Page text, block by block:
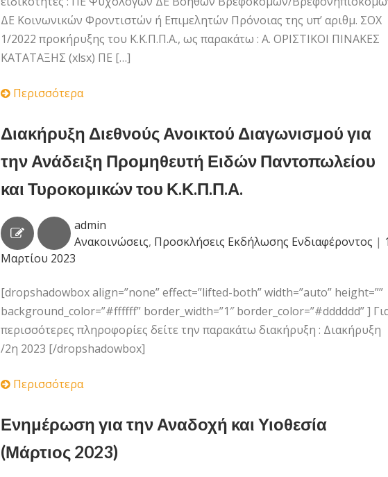
ΔΕ Κοινωνικών Φροντιστών ή Επιμελητών Πρόνοιας της υπ’ αριθμ. ΣΟΧ
1/2022 προκήρυξης του Κ.Κ.Π.Π.Α., ως παρακάτω : Α. ΟΡΙΣΤΙΚΟΙ ΠΙΝΑΚΕΣ
ΚΑΤΑΤΑΞΗΣ (xlsx) ΠΕ […]
Περισσότερα
Διακήρυξη Διεθνούς Ανοικτού Διαγωνισμού για
την Ανάδειξη Προμηθευτή Ειδών Παντοπωλείου
και Τυροκομικών του Κ.Κ.Π.Π.Α.
admin
Ανακοινώσεις, Προσκλήσεις Εκδήλωσης Ενδιαφέροντος |
Μαρτίου 2023
[dropshadowbox align=”none” effect=”lifted-both” width=”auto” height=””
background_color=”#ffffff” border_width=”1″ border_color=”#dddddd” ]
περισσότερες πληροφορίες δείτε την παρακάτω διακήρυξη : Διακήρυξη
/2η 2023 [/dropshadowbox]
Περισσότερα
Ενημέρωση για την Αναδοχή και Υιοθεσία
(Μάρτιος 2023)